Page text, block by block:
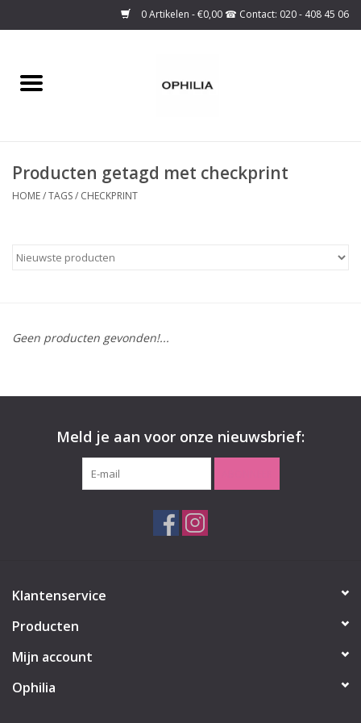
0 Artikelen - €0,00
Home
Over ons
SALE
Producten getagd met checkprint
HOME/TAGS/ CHECKPRINT
Geen producten gevonden!...
Meld je aan voor onze nieuwsbrief:
Klantenservice
Producten
Mijn account
Ophilia